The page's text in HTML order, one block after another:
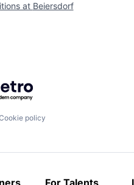
at Beiersdorf
Getro.com
policy
For Talents